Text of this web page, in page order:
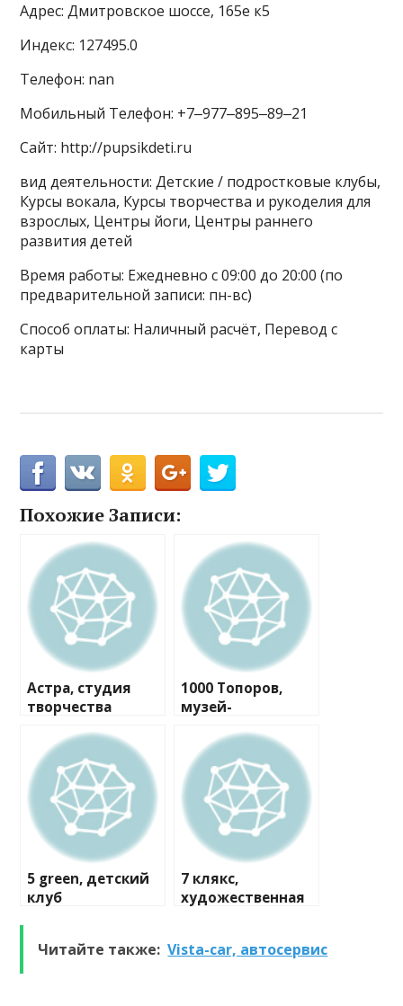
Адрес: Дмитровское шоссе, 165е к5
Индекс: 127495.0
Телефон: nan
Мобильный Телефон: +7‒977‒895‒89‒21
Сайт: http://pupsikdeti.ru
вид деятельности: Детские / подростковые клубы,
Курсы вокала, Курсы творчества и рукоделия для
взрослых, Центры йоги, Центры раннего
развития детей
Время работы: Ежедневно с 09:00 до 20:00 (по
предварительной записи: пн-вс)
Способ оплаты: Наличный расчёт, Перевод с
карты
Похожие Записи:
Астра, студия
творчества
1000 Топоров,
музей-
5 green, детский
клуб
7 клякс,
художественная
Читайте также: Vista-car, автосервис